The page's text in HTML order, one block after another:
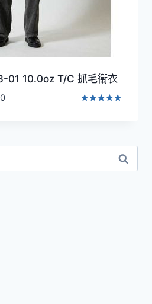
01 10.0oz T/C 抓毛衞衣
價